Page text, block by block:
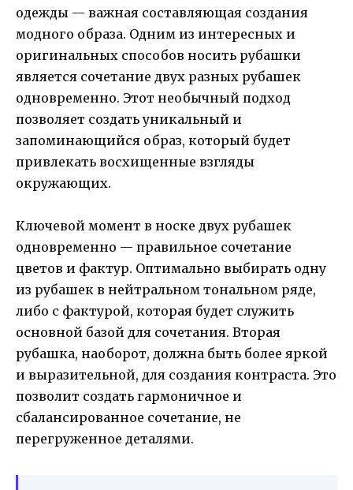
одежды — важная составляющая создания
модного образа. Одним из интересных и
оригинальных способов носить рубашки
является сочетание двух разных рубашек
одновременно. Этот необычный подход
позволяет создать уникальный и
запоминающийся образ, который будет
привлекать восхищенные взгляды
окружающих.
Ключевой момент в носке двух рубашек
одновременно — правильное сочетание
цветов и фактур. Оптимально выбирать одну
из рубашек в нейтральном тональном ряде,
либо с фактурой, которая будет служить
основной базой для сочетания. Вторая
рубашка, наоборот, должна быть более яркой
и выразительной, для создания контраста. Это
позволит создать гармоничное и
сбалансированное сочетание, не
перегруженное деталями.